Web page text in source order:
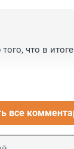
что в
все